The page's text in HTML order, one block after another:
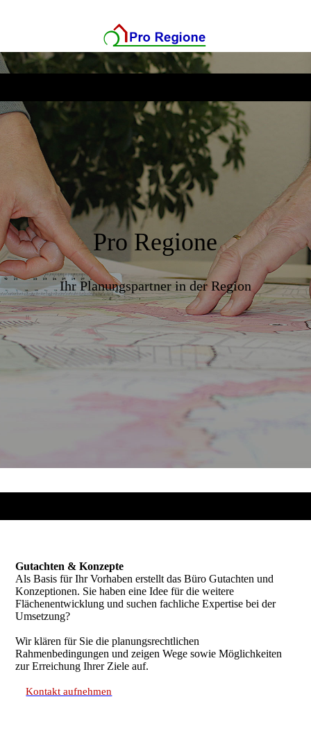
Pro Regione
Ihr Planungspartner in der Region
Gutachten & Konzepte
Als Basis für Ihr Vorhaben erstellt das Büro Gutachten und
Konzeptionen. Sie haben eine Idee für die weitere
Flächenentwicklung und suchen fachliche Expertise bei der
Umsetzung?
Wir klären für Sie die planungsrechtlichen
Rahmenbedingungen und zeigen Wege sowie Möglichkeiten
zur Erreichung Ihrer Ziele auf.
Kontakt aufnehmen